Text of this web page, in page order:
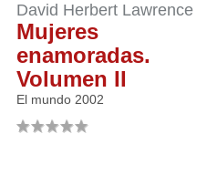
David Herbert Lawrence
Mujeres
enamoradas.
Volumen II
El mundo 2002